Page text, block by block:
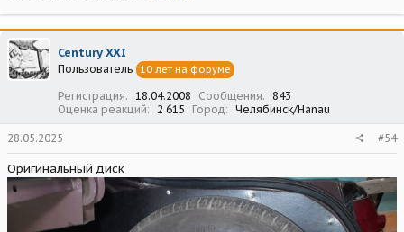
Century XXI
Пользователь 10 лет на форуме
Регистрация 18.04.2008 Сообщения
843
Оценка реакций
2 615 Город Челябинск/Hanau
28.05.2025 #54
Оригинальный диск